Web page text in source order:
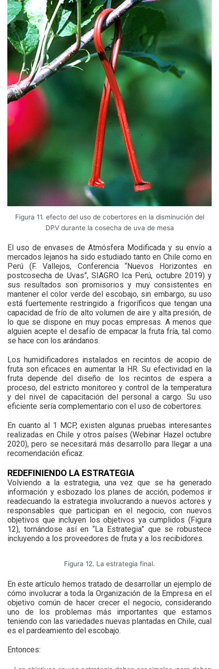
Figura 11. efecto del uso de cobertores en la disminución del
DPV durante la cosecha de uva de mesa
El uso de envases de Atmósfera Modificada y su envío a
mercados lejanos ha sido estudiado tanto en Chile como en
Perú (F. Vallejos, Conferencia “Nuevos Horizontes en
postcosecha de Uvas”, SIAGRO Ica Perú, octubre 2019) y
sus resultados son promisorios y muy consistentes en
mantener el color verde del escobajo, sin embargo, su uso
está fuertemente restringido a frigoríficos que tengan una
capacidad de frío de alto volumen de aire y alta presión, de
lo que se dispone en muy pocas empresas. A menos que
alguien acepte el desafío de empacar la fruta fría, tal como
se hace con los arándanos.
Los humidificadores instalados en recintos de acopio de
fruta son eficaces en aumentar la HR. Su efectividad en la
fruta depende del diseño de los recintos de espera a
proceso, del estricto monitoreo y control de la temperatura
y del nivel de capacitación del personal a cargo. Su uso
eficiente sería complementario con el uso de cobertores.
En cuanto al 1 MCP, existen algunas pruebas interesantes
realizadas en Chile y otros países (Webinar Hazel octubre
2020), pero se necesitará más desarrollo para llegar a una
recomendación eficaz.
REDEFINIENDO LA ESTRATEGIA
Volviendo a la estrategia, una vez que se ha generado
información y esbozado los planes de acción, podemos ir
readecuando la estrategia involucrando a nuevos actores y
responsables que participan en el negocio, con nuevos
objetivos que incluyen los objetivos ya cumplidos (Figura
12), tornándose así en “La Estrategia” que se robustece
incluyendo a los proveedores de fruta y a los recibidores.
Figura 12. La estrategia final.
En este artículo hemos tratado de desarrollar un ejemplo de
cómo involucrar a toda la Organización de la Empresa en el
objetivo común de hacer crecer el negocio, considerando
uno de los problemas más importantes que estamos
teniendo con las variedades nuevas plantadas en Chile, cual
es el pardeamiento del escobajo.
Entonces: